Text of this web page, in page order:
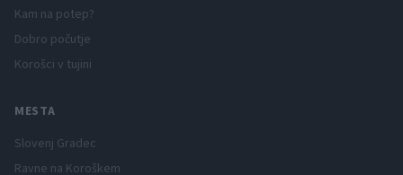
Kam na potep?
Dobro počutje
Korošci v tujini
MESTA
Slovenj Gradec
Ravne na Koroškem